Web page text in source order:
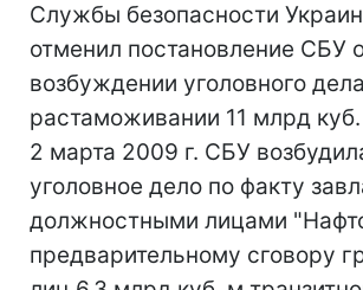
Службы безопасности
отменил постановление СБУ
возбуждении уголовного
растаможивании 11 млрд куб.
2 марта 2009 г. СБУ
уголовное дело по факту
должностными лицами
предварительному сговору